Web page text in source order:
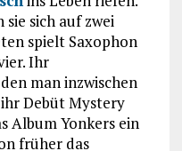
sich auf zwei
spielt Saxophon
Ihr
man inzwischen
Debüt Mystery
Album Yonkers ein
früher das